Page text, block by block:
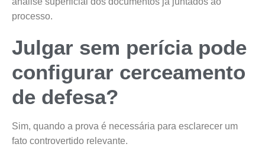
processo.
Julgar sem perícia pode
configurar cerceamento
de defesa?
Sim, quando a prova é necessária para esclarecer um
fato controvertido relevante.